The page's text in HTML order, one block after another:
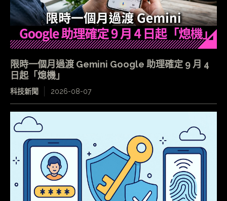
限時一個月過渡 Gemini Google 助理確定 9 月 4
日起「熄機」
科技新聞 2026-08-07